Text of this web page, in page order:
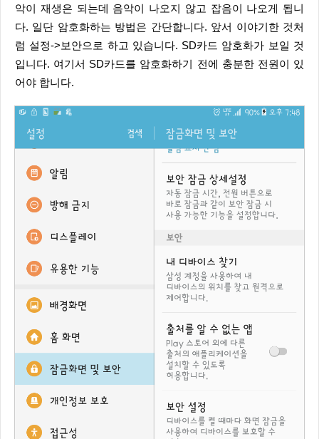
악이 재생은 되는데 음악이 나오지 않고 잡음이 나오게 됩니
다. 일단 암호화하는 방법은 간단합니다. 앞서 이야기한 것처
럼 설정->보안으로 하고 있습니다. SD카드 암호화가 보일 것
입니다. 여기서 SD카드를 암호화하기 전에 충분한 전원이 있
어야 합니다.